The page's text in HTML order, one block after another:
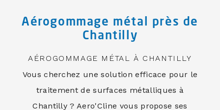
Aérogommage métal près de
Chantilly
AÉROGOMMAGE MÉTAL À CHANTILLY
Vous cherchez une solution efficace pour le
traitement de surfaces métalliques à
Chantilly ? Aero'Cline vous propose ses